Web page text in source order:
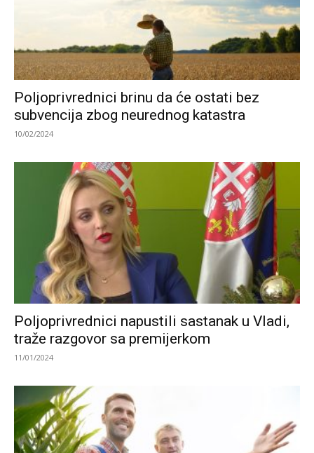
Poljoprivrednici brinu da će ostati bez
subvencija zbog neurednog katastra
10/02/2024
Poljoprivrednici napustili sastanak u Vladi,
traže razgovor sa premijerkom
11/01/2024